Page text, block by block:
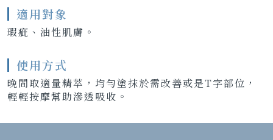
適用對象
瑕疵、油性肌膚。
使用方式
晚間取適量精萃，均勻塗抹於需改善或是T字部位，
輕輕按摩幫助滲透吸收。